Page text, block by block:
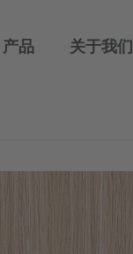
产品 关于我们